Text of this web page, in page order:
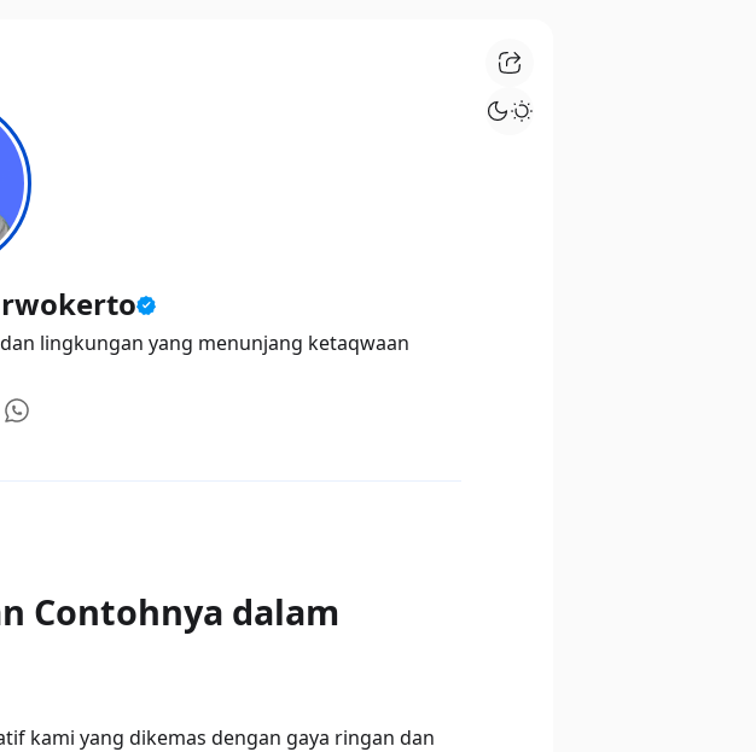
lingkungan yang menunjang ketaqwaan
Contohnya dalam
kami yang dikemas dengan gaya ringan dan